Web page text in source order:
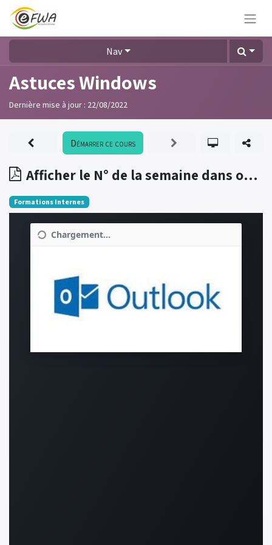
Nav
Astuces Windows
Dernière mise à jour : 22/08/2022
Afficher le N° de la semaine dans oulook
Démarrer ce cours
Formations Internes